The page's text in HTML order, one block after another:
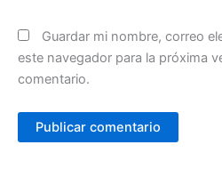
Guardar mi nombre, correo
este navegador para la próxima
comentario.